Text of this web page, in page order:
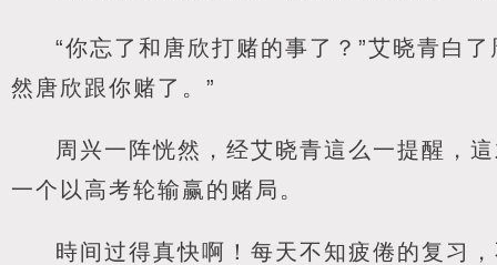
“你忘了和唐欣打赌的事了？”艾晓青白
然唐欣跟你赌了。”
周兴一阵恍然，经艾晓青這么一提醒，
一个以高考轮输赢的赌局。
時间过得真快啊！每天不知疲倦的复习